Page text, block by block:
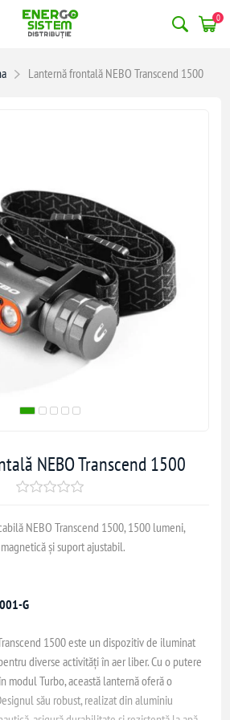
0
Lanternă frontală NEBO Transcend 1500
NEBO Transcend 1500
NEBO Transcend 1500, 1500 lumeni,
și suport ajustabil.
G
1500 este un dispozitiv de iluminat
diverse activități în aer liber. Cu o putere
modul Turbo, această lanternă oferă o
său robust, realizat din aluminiu